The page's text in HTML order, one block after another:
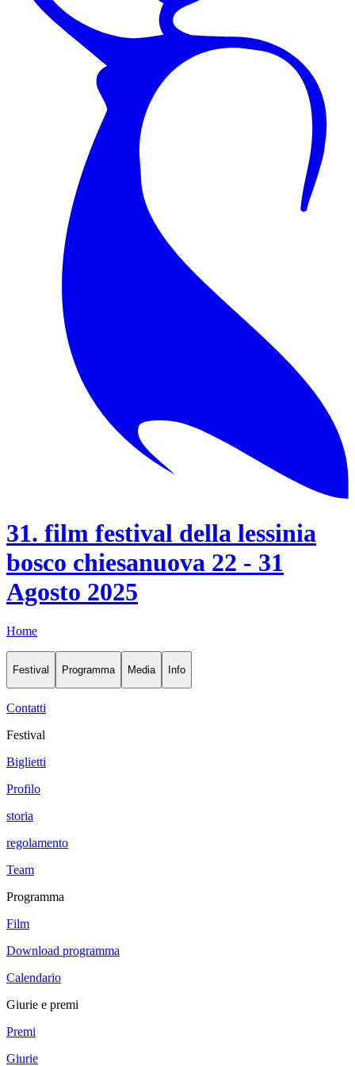
31. film festival della lessinia
bosco chiesanuova 22 - 31
Agosto 2025
Home
Festival Programma Media Info
Contatti
Festival
Biglietti
Profilo
storia
regolamento
Team
Programma
Film
Download programma
Calendario
Giurie e premi
Premi
Giurie